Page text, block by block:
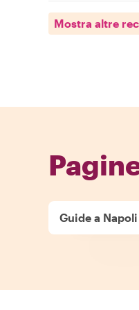
Mostra altre
Guide a Napoli